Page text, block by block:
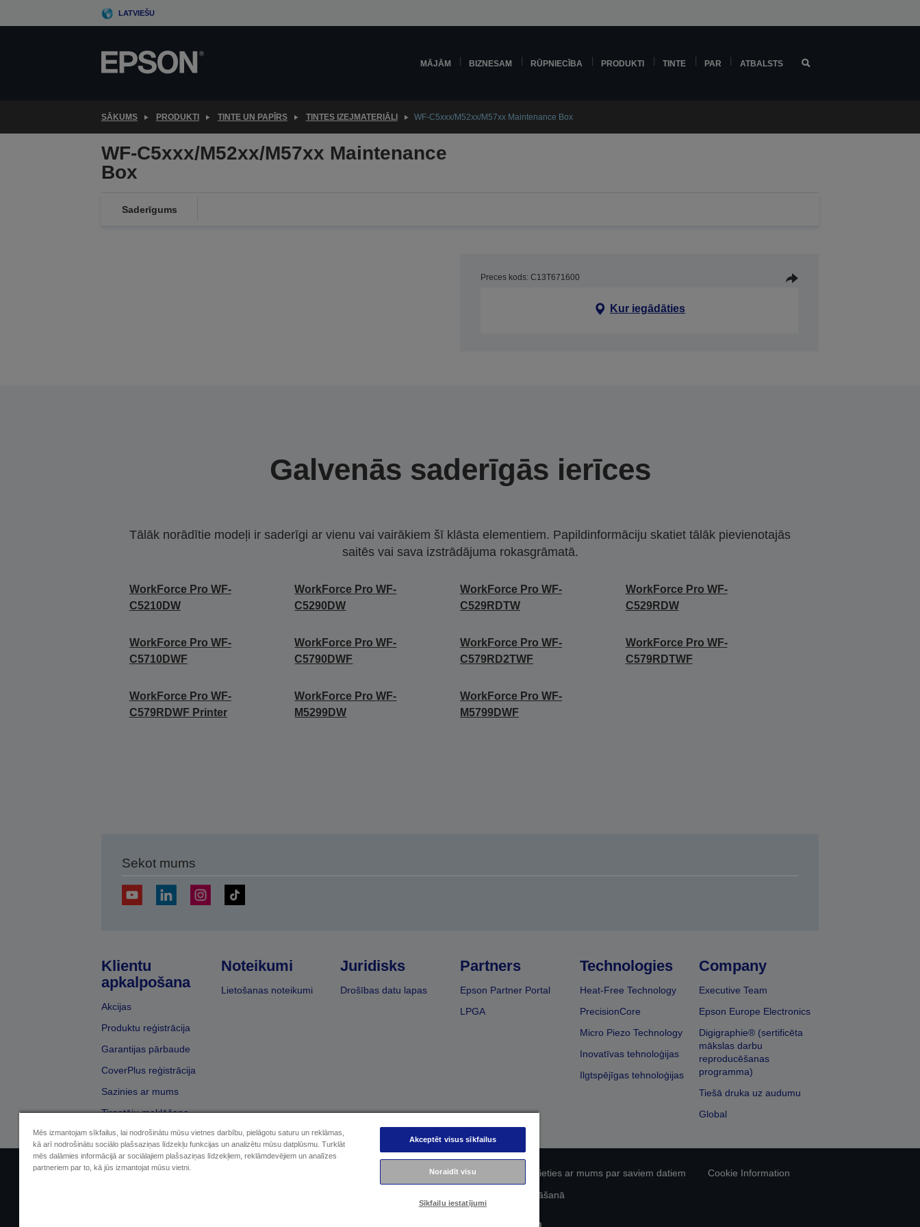
to
LATVIEŠU
MĀJĀM BIZNESAM RŪPNIECĪBA PRODUKTI TINTE PAR ATBALSTS
SĀKUMS PRODUKTI TINTE UN PAPĪRS TINTES IZEJMATERIĀLI WF-C5xxx/M52xx/M57xx Maintenance Box
WF-C5xxx/M52xx/M57xx Maintenance
Box
Saderīgums
Preces kods: C13T671600
Kur iegādāties
Galvenās saderīgās ierīces
Tālāk norādītie modeļi ir saderīgi ar vienu vai vairākiem šī klāsta elementiem. Papildinformāciju skatiet tālāk pievienotajās
saitēs vai sava izstrādājuma rokasgrāmatā.
WorkForce Pro WF-
C5210DW
WorkForce Pro WF-
C5290DW
WorkForce Pro WF-
C529RDTW
WorkForce Pro WF-
C529RDW
WorkForce Pro WF-
C5710DWF
WorkForce Pro WF-
C5790DWF
WorkForce Pro WF-
C579RD2TWF
WorkForce Pro WF-
C579RDTWF
WorkForce Pro WF-
C579RDWF Printer
WorkForce Pro WF-
M5299DW
WorkForce Pro WF-
M5799DWF
Sekot mums
Klientu
apkalpošana
Akcijas
Produktu reģistrācija
Garantijas pārbaude
CoverPlus reģistrācija
Sazinies ar mums
Tirgotāju meklēšana
Noteikumi
Lietošanas noteikumi
Juridisks
Drošības datu lapas
Partners
Epson Partner Portal
LPGA
Technologies
Heat-Free Technology
PrecisionCore
Micro Piezo Technology
Inovatīvas tehnoloģijas
Ilgtspējīgas tehnoloģijas
Company
Executive Team
Epson Europe Electronics
Digigraphie® (sertificēta
mākslas darbu
reproducēšanas
programma)
Tiešā druka uz audumu
Global
Sellers Identification EU Data Act Compliance Sazinieties ar mums par saviem datiem
Cookie Information
Epson apņemšanās pieejamības nodrošināšanā
Autortiesības (c) 2026 Seiko Epson
Mēs izmantojam sīkfailus, lai nodrošinātu mūsu vietnes darbību, pielāgotu saturu un reklāmas,
kā arī nodrošinātu sociālo plašsaziņas līdzekļu funkcijas un analizētu mūsu datplūsmu. Turklāt
mēs dalāmies informācijā ar sociālajiem plašsaziņas līdzekļiem, reklāmdevējiem un analīzes
partneriem par to, kā jūs izmantojat mūsu vietni.
Akceptēt visus sīkfailus
Noraidīt visu
Sīkfailu iestatījumi